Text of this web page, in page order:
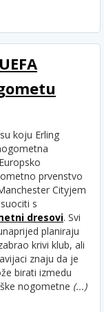
koju Erling
prvenstvo
Cityjem
s
dresovi. Svi
planiraju
krivi klub, ali
znaju da je
birati izmedu
nogometne (...)